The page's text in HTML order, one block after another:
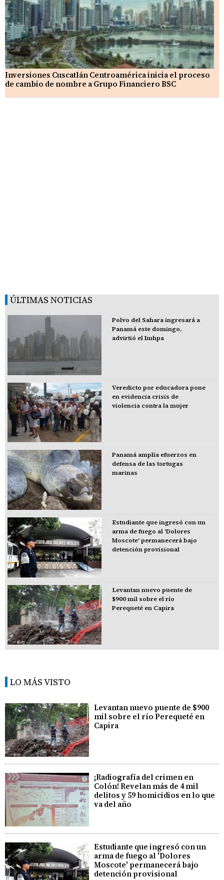
Inversiones Cuscatlán Centroamérica inicia el proceso
de cambio de nombre a Grupo Financiero BSC
ÚLTIMAS NOTICIAS
Polvo del Sahara ingresará a
Panamá este domingo,
advirtió el Imhpa
Veredicto por educadora pone
en evidencia crisis de
violencia contra la mujer
Panamá amplía efuerzos en
defensa de las tortugas
marinas
Estudiante que ingresó con un
arma de fuego al 'Dolores
Moscote' permanecerá bajo
detención provisional
Levantan nuevo puente de
$900 mil sobre el río
Perequeté en Capira
LO MÁS VISTO
Levantan nuevo puente de $900
mil sobre el río Perequeté en
Capira
¡Radiografía del crimen en
Colón! Revelan más de 4 mil
delitos y 59 homicidios en lo que
va del año
Estudiante que ingresó con un
arma de fuego al 'Dolores
Moscote' permanecerá bajo
detención provisional